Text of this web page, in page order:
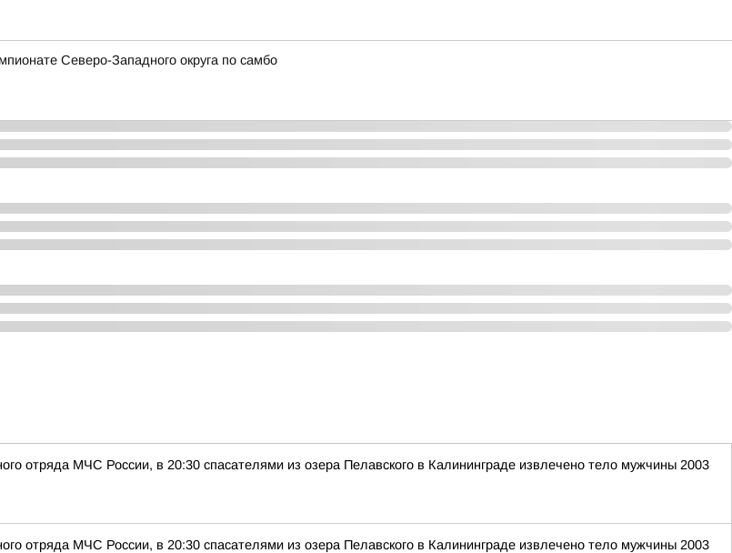
Северо-Западного округа по самбо
отряда МЧС России, в 20:30 спасателями из озера Пелавского в Калининграде извлечено тело мужчины 2003
отряда МЧС России, в 20:30 спасателями из озера Пелавского в Калининграде извлечено тело мужчины 2003